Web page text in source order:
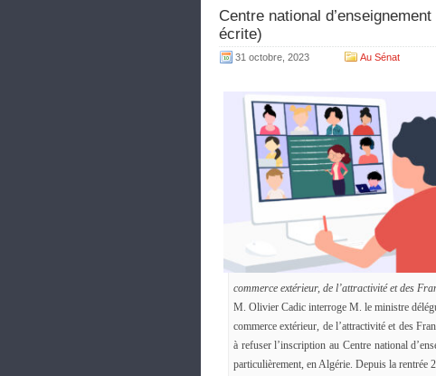
Centre national
écrite)
31 octobre, 2023 Au Sénat
commerce extérieur, de l’attractivité et des
M. Olivier Cadic interroge M. le ministre
commerce extérieur, de l’attractivité et des
à refuser l’inscription au Centre national
particulièrement, en Algérie. Depuis la rentrée